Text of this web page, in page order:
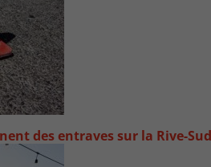
des entraves sur la Rive-Sud